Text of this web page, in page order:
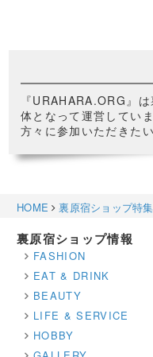
『URAHARA.ORG』
体となって運営してい
方々に参加いただきた
HOME 裏原宿ショップ特集
裏原宿ショップ情報
FASHION
EAT & DRINK
BEAUTY
LIFE & SERVICE
HOBBY